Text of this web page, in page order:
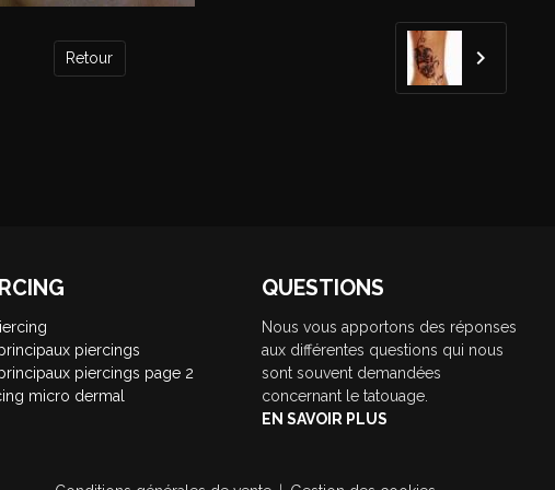
Retour
piercings
piercings page 2
micro dermal
QUESTIONS
Nous vous apportons des réponses
aux différentes questions qui nous
sont souvent demandées
concernant le tatouage.
EN SAVOIR PLUS